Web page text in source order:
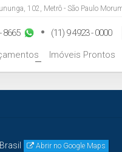
, 102, Metrô - São Paulo
8665 (11) 9 4923 - 0000
Imóveis Prontos
+
Brasil Abrir no Google Maps